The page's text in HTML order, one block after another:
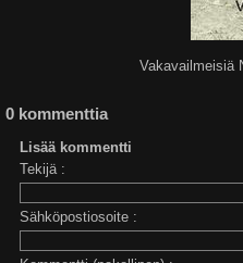
Vakavailmeisiä
0 kommenttia
Lisää kommentti
Tekijä :
Sähköpostiosoite :